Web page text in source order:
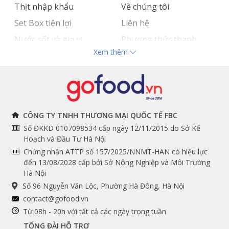
Thịt nhập khẩu
Set Box tiện lợi
Nước sốt và gia vị
Về chúng tôi
Liên hệ
Phương thức thanh
toán
Tuyển dụng
THÔNG TIN
Chính sách và quy định
chung
Hướng dẫn đặt hàng
Cam kết chất lượng
THEO DÕI NGAY
Facebook
Instagram
Youtube
Tiktok
Shopee
Xem thêm
CÔNG TY TNHH THƯƠNG MẠI QUỐC TẾ FBC
Số ĐKKD 0107098534 cấp ngày 12/11/2015 do Sở Kế
Hoạch và Đầu Tư Hà Nội
Chứng nhận ATTP số 157/2025/NNMT-HAN có hiệu lực
đến 13/08/2028 cấp bởi Sở Nông Nghiệp và Môi Trường
Hà Nội
Số 96 Nguyễn Văn Lộc, Phường Hà Đông, Hà Nội
contact@gofood.vn
Từ 08h - 20h với tất cả các ngày trong tuần
TỔNG ĐÀI HỖ TRỢ